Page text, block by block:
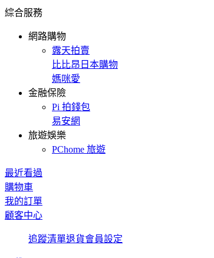
綜合服務
網路購物
露天拍賣
比比昂日本購物
媽咪愛
金融保險
Pi 拍錢包
易安網
旅遊娛樂
PChome 旅遊
最近看過
購物車
我的訂單
顧客中心
追蹤清單退貨會員設定